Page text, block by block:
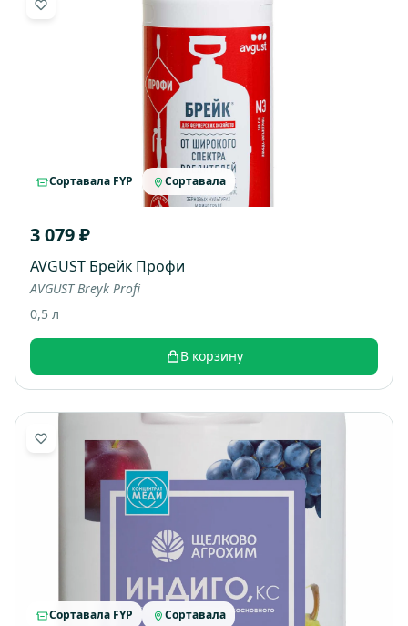
Сортавала FYP Сортавала
3 079 ₽
AVGUST Брейк Профи
AVGUST Breyk Profi
0,5 л
В корзину
Сортавала FYP Сортавала